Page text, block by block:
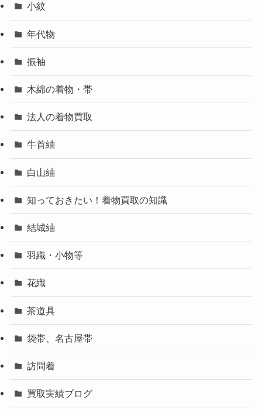
小紋
年代物
振袖
木綿の着物・帯
法人の着物買取
牛首紬
白山紬
知っておきたい！着物買取の知識
結城紬
羽織・小物等
花織
茶道具
袋帯、名古屋帯
訪問着
買取実績ブログ